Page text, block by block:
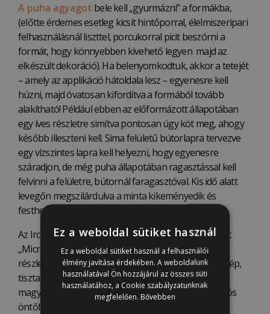
A puha agyagot bele kell „gyurmázni” a formákba,
(előtte érdemes esetleg kicsit hintőporral, élelmiszeripari
felhasználásnál liszttel, porcukorral picit beszórni a
formát, hogy könnyebben kivehető legyen majd az
elkészült dekoráció). Ha belenyomkodtuk, akkor a tetejét
– amely az applikáció hátoldala lesz – egyenesre kell
húzni, majd óvatosan kifordítva a formából tovább
alakítható! Például ebben az előformázott állapotában
egy íves részletre simítva pontosan úgy köt meg, ahogy
később illeszteni kell. Sima felületű bútorlapra tervezve
egy vízszintes lapra kell helyezni, hogy egyenesre
száradjon, de még puha állapotában ragasztással kell
felvinni a felületre, bútornál faragasztóval. Kis idő alatt
levegőn megszilárdulva a minta kikeményedik és
festhetővé válik.
Az Iron Orchid Designs (IOD) által szabadalmaztatott
„Micro-Rim” (mikro keret) segítségével gyönyörű és
részletgazdag öntvények alkothatóak, amelyeket szép,
tiszta élekkel lehet kiemelni a formákból. Ezzel
magyarázható, hogy miért szeretik az IOD dekorációs
öntőformákat több iparágban is.
Ez a weboldal sütiket használ
Ez a weboldal sütiket használ a felhasználói
élmény javítása érdekében. A weboldalunk
használatával Ön hozzájárul az összes süti
használatához, a Cookie szabályzatunknak
megfelelően. Bővebben